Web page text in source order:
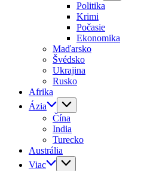
Politika
Krimi
Počasie
Ekonomika
Maďarsko
Švédsko
Ukrajina
Rusko
Afrika
Ázia
Čína
India
Turecko
Austrália
Viac